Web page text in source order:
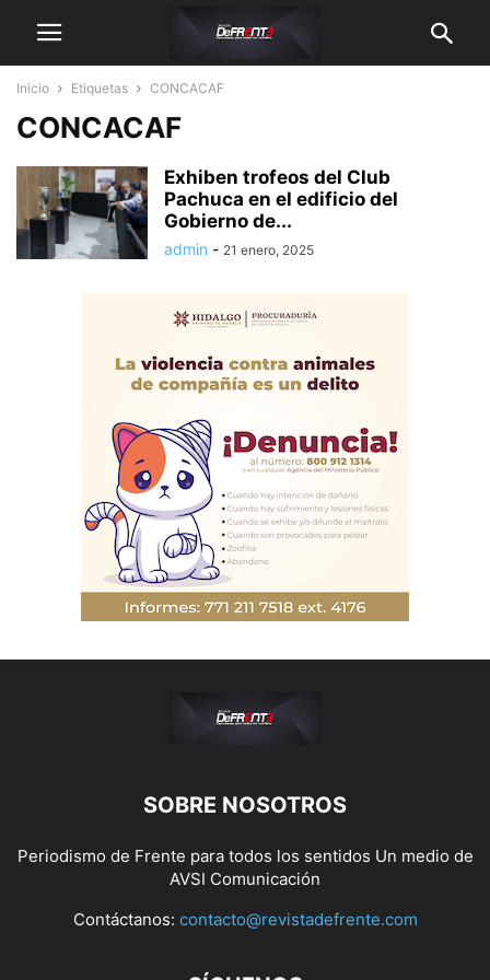
Inicio Etiquetas CONCACAF
CONCACAF
Exhiben trofeos del Club
Pachuca en el edificio del
Gobierno de...
admin - 21 enero, 2025
SOBRE NOSOTROS
Periodismo de Frente para todos los sentidos Un medio de
AVSI Comunicación
Contáctanos: contacto@revistadefrente.com